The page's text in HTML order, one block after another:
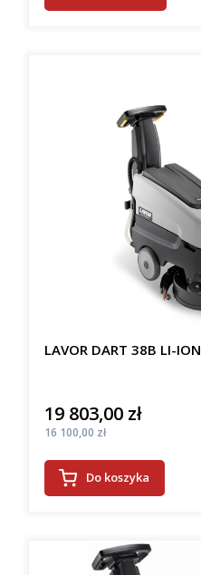
LAVOR DART 38B LI-ION
Cena
19 803,00 zł
Cena
16 100,00 zł
Do koszyka